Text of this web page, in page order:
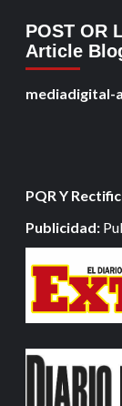
POST OR
Article
mediadigital-
PQR Y
Publicidad: